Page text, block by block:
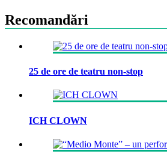
Recomandări
25 de ore de teatru non-stop
ICH CLOWN